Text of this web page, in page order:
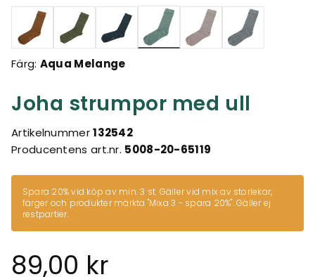
Joha strumpor med ull
Artikelnummer132542
Producentens art.nr. 5008-20-65119
Spara 20% vid köp av min. 3 st. Gäller vid mix av storlekar,
färger och produkter märkta "Mixa 3 - spara 20%". Gäller ej
restpartier.
89,00 kr
Valda
Färg: Aqua Melange